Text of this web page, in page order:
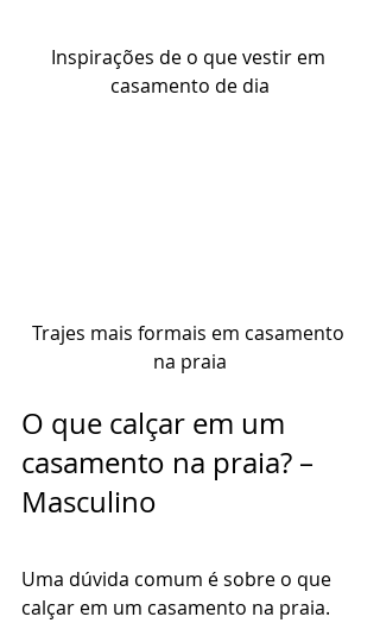
Inspirações de o que vestir em
casamento de dia
Trajes mais formais em casamento
na praia
O que calçar em um
casamento na praia? –
Masculino
Uma dúvida comum é sobre o que
calçar em um casamento na praia.